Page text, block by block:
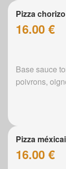
Pizza chorizo
16.00 €
Base sauce
poivrons,
Pizza
16.00 €